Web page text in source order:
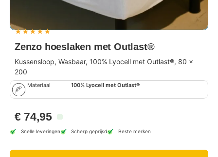
★★★★★
Zenzo hoeslaken met Outlast®
Kussensloop, Wasbaar, 100% Lyocell met Outlast®, 80 x
200
Materiaal 100% Lyocell met Outlast®
€ 74,95
Snelle leveringen Scherp geprijsd Beste merken